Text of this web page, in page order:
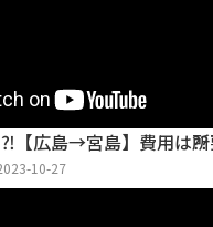
【広島→宮島】費用は⁇所
10-27